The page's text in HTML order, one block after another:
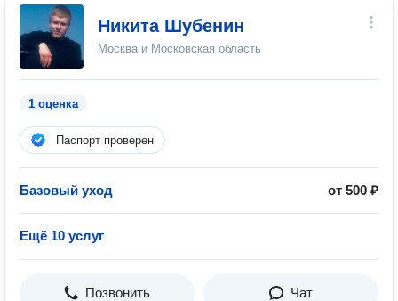
Никита Шубенин
Москва и Московская область
1 оценка
Паспорт проверен
Базовый уход от 500 ₽
Ещё 10 услуг
Позвонить Чат